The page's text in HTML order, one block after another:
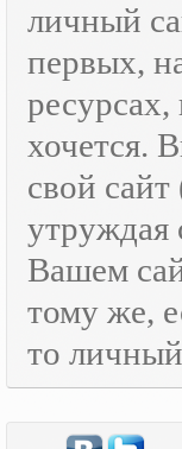
личный
первых,
хочется.
свой
Вашем
тому же,
то